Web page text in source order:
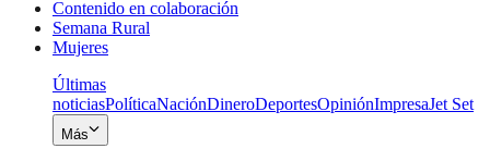
Contenido en colaboración
Semana Rural
Mujeres
Últimas
noticiasPolíticaNaciónDineroDeportesOpiniónImpresaJet Set
Más